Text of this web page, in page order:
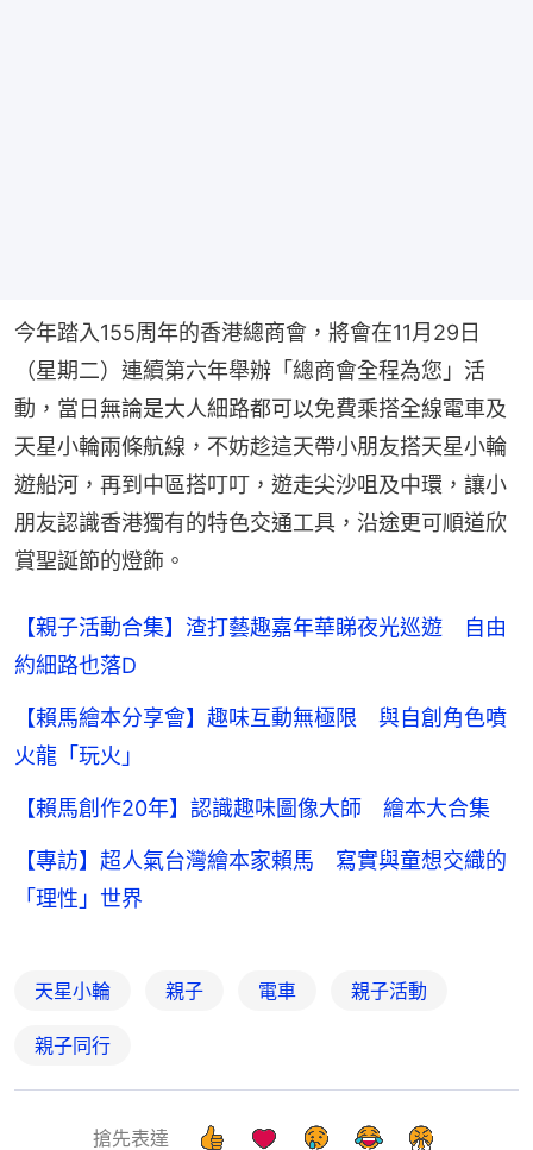
今年踏入155周年的香港總商會，將會在11月29日
（星期二）連續第六年舉辦「總商會全程為您」活
動，當日無論是大人細路都可以免費乘搭全線電車及
天星小輪兩條航線，不妨趁這天帶小朋友搭天星小輪
遊船河，再到中區搭叮叮，遊走尖沙咀及中環，讓小
朋友認識香港獨有的特色交通工具，沿途更可順道欣
賞聖誕節的燈飾。
【親子活動合集】渣打藝趣嘉年華睇夜光巡遊 自由
約細路也落D
【賴馬繪本分享會】趣味互動無極限 與自創角色噴
火龍「玩火」
【賴馬創作20年】認識趣味圖像大師 繪本大合集
【專訪】超人氣台灣繪本家賴馬 寫實與童想交織的
「理性」世界
天星小輪 親子 電車 親子活動
親子同行
搶先表達